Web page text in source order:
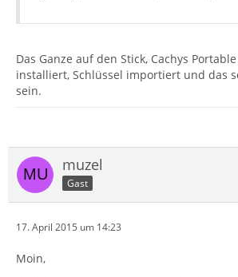
Das Ganze auf den Stick, Cachys
installiert, Schlüssel importiert und das
sein.
muzel
Gast
17. April 2015 um 14:23
Moin,